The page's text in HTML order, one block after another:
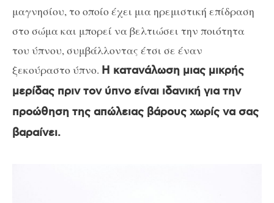
μαγνησίου, το οποίο έχει μια ηρεμιστική επίδραση
στο σώμα και μπορεί να βελτιώσει την ποιότητα
του ύπνου, συμβάλλοντας έτσι σε έναν
ξεκούραστο ύπνο. Η κατανάλωση μιας μικρής
μερίδας πριν τον ύπνο είναι ιδανική για την
προώθηση της απώλειας βάρους χωρίς να σας
βαραίνει.